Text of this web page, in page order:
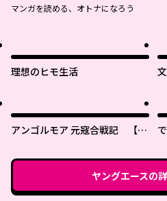
マンガを読める、オトナになろう
理想のヒモ生活
アンゴルモア 元寇合戦記 【博
ヤングエースの